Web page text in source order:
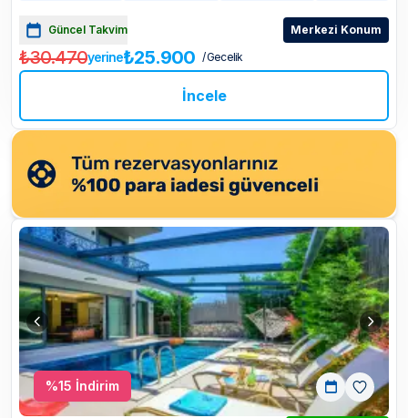
Güncel Takvim Merkezi Konum
₺30.470yerine₺25.900 / Gecelik
İncele
%15 İndirim